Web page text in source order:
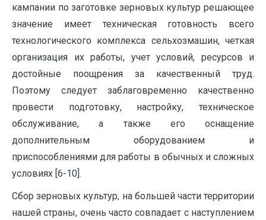
кампании по заготовке зерновых культур решающее
значение имеет техническая готовность всего
технологического комплекса сельхозмашин, четкая
организация их работы, учет условий, ресурсов и
достойные поощрения за качественный труд.
Поэтому следует заблаговременно качественно
провести подготовку, настройку, техническое
обслуживание, а также его оснащение
дополнительным оборудованием и
приспособлениями для работы в обычных и сложных
условиях [6-10].
Сбор зерновых культур, на большей части территории
нашей страны, очень часто совпадает с наступлением